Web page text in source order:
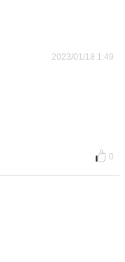
2023/01/18 1:49
0